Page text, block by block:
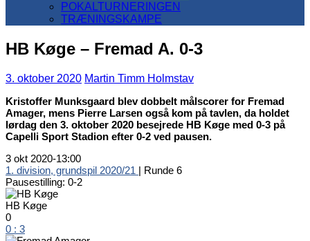
POKALTURNERINGEN
TRÆNINGSKAMPE
HB Køge – Fremad A. 0-3
3. oktober 2020 Martin Timm Holmstav
Kristoffer Munksgaard blev dobbelt målscorer for Fremad
Amager, mens Pierre Larsen også kom på tavlen, da holdet
lørdag den 3. oktober 2020 besejrede HB Køge med 0-3 på
Capelli Sport Stadion efter 0-2 ved pausen.
3 okt 2020-13:00
1. division, grundspil 2020/21 | Runde 6
Pausestilling: 0-2
HB Køge
0
0 : 3